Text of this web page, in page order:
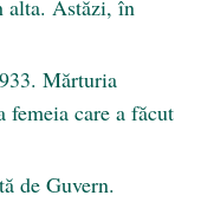
alta. Astăzi, în
Mărturia
femeia care a făcut
de Guvern.